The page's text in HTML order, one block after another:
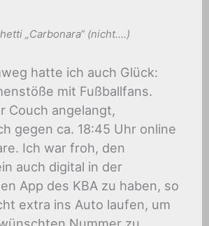
„Carbonara“ (nicht….)
hatte ich auch Glück:
mit Fußballfans.
Couch angelangt,
gegen ca. 18:45 Uhr online
Ich war froh, den
auch digital in der
App des KBA zu haben, so
extra ins Auto laufen, um
Nummer zu